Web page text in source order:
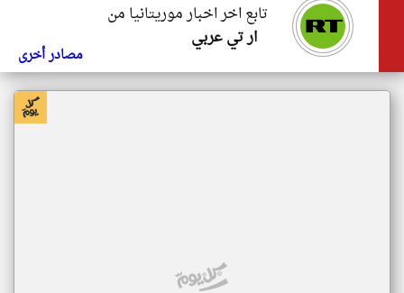
تابع اخر اخبار موريتانيا من
ار تي عربي
مصادر أخرى